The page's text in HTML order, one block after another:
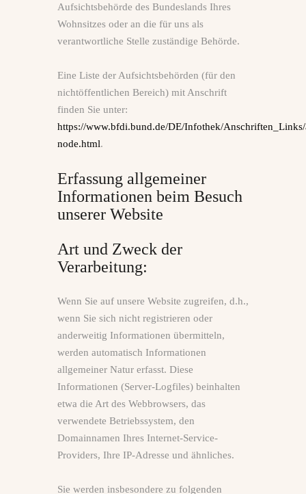
Aufsichtsbehörde des Bundeslands Ihres
Wohnsitzes oder an die für uns als
verantwortliche Stelle zuständige Behörde.
Eine Liste der Aufsichtsbehörden (für den
nichtöffentlichen Bereich) mit Anschrift
finden Sie unter:
https://www.bfdi.bund.de/DE/Infothek/
node.html.
Erfassung allgemeiner
Informationen beim Besuch
unserer Website
Art und Zweck der
Verarbeitung:
Wenn Sie auf unsere Website zugreifen, d.h.,
wenn Sie sich nicht registrieren oder
anderweitig Informationen übermitteln,
werden automatisch Informationen
allgemeiner Natur erfasst. Diese
Informationen (Server-Logfiles) beinhalten
etwa die Art des Webbrowsers, das
verwendete Betriebssystem, den
Domainnamen Ihres Internet-Service-
Providers, Ihre IP-Adresse und ähnliches.
Sie werden insbesondere zu folgenden